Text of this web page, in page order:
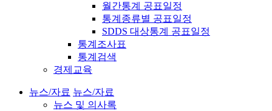
월간통계 공표일정
통계종류별 공표일정
SDDS 대상통계 공표일정
통계조사표
통계검색
경제교육
뉴스/자료 뉴스/자료
뉴스 및 의사록